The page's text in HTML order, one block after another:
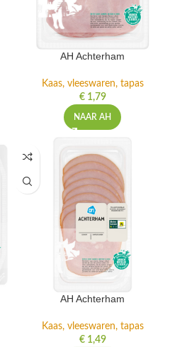
AH Achterham
Kaas, vleeswaren, tapas
€1,79
NAAR AH
AH Achterham
Kaas, vleeswaren, tapas
€1,49